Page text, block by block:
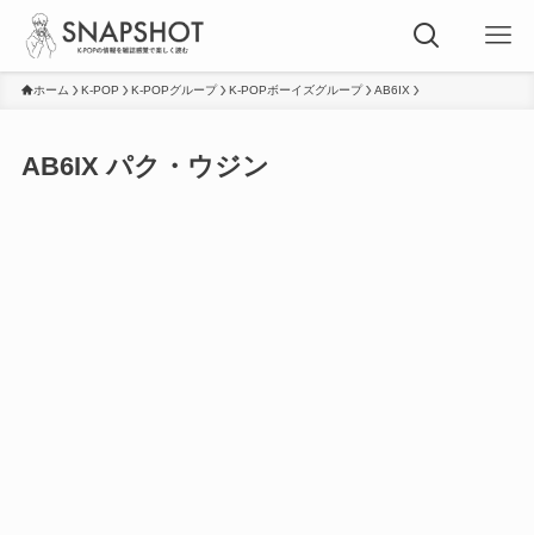
ホーム K-POP K-POPグループ K-POPボーイズグループ AB6IX
AB6IX パク・ウジン